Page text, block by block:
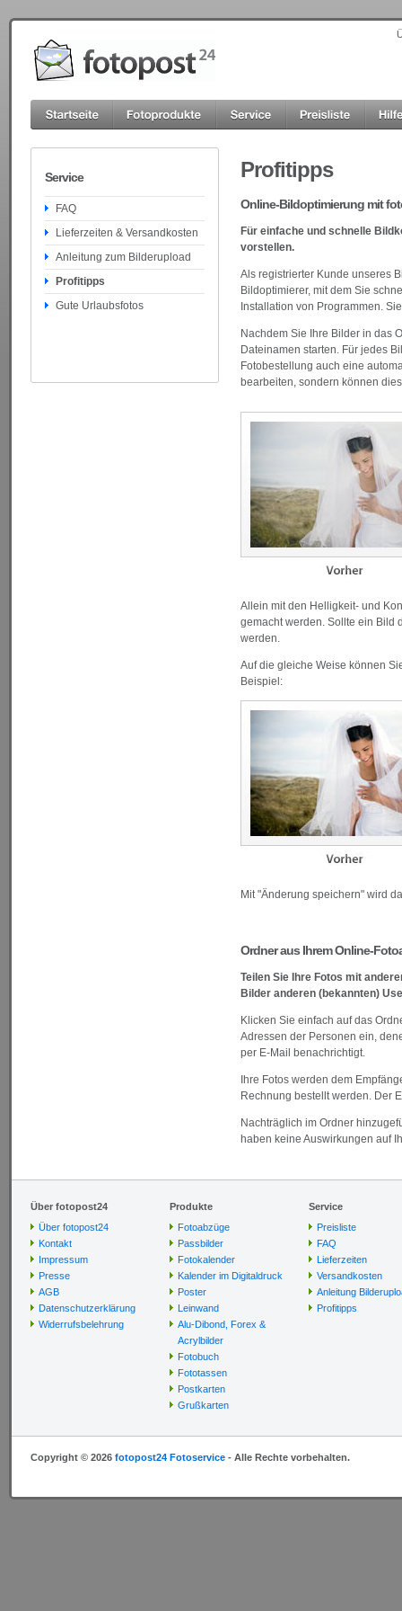
Service
FAQ
Lieferzeiten & Versandkosten
Anleitung zum Bilderupload
Profitipps
Gute Urlaubsfotos
Profitipps
Online-Bildoptimierung mit
Für einfache und schnelle
vorstellen.
Als registrierter Kunde unseres
Bildoptimierer, mit dem Sie
Installation von Programmen.
Nachdem Sie Ihre Bilder in das
Dateinamen starten. Für jedes
Fotobestellung auch eine
bearbeiten, sondern können
Allein mit den Helligkeit- und
gemacht werden. Sollte ein Bild
werden.
Auf die gleiche Weise können
Beispiel:
Mit "Änderung speichern" wird
Ordner aus Ihrem Online-
Teilen Sie Ihre Fotos mit
Bilder anderen (bekannten)
Klicken Sie einfach auf das
Adressen der Personen ein,
per E-Mail benachrichtigt.
Ihre Fotos werden dem
Rechnung bestellt werden. Der
Nachträglich im Ordner
haben keine Auswirkungen auf
Über fotopost24
Über fotopost24
Kontakt
Impressum
Presse
AGB
Datenschutzerklärung
Widerrufsbelehrung
Produkte
Fotoabzüge
Passbilder
Fotokalender
Kalender im Digitaldruck
Poster
Leinwand
Alu-Dibond, Forex &
Acrylbilder
Fotobuch
Fototassen
Postkarten
Grußkarten
Service
Preisliste
FAQ
Lieferzeiten
Versandkosten
Anleitung
Profitipps
Copyright © 2026 fotopost24 Fotoservice - Alle Rechte vorbehalten.